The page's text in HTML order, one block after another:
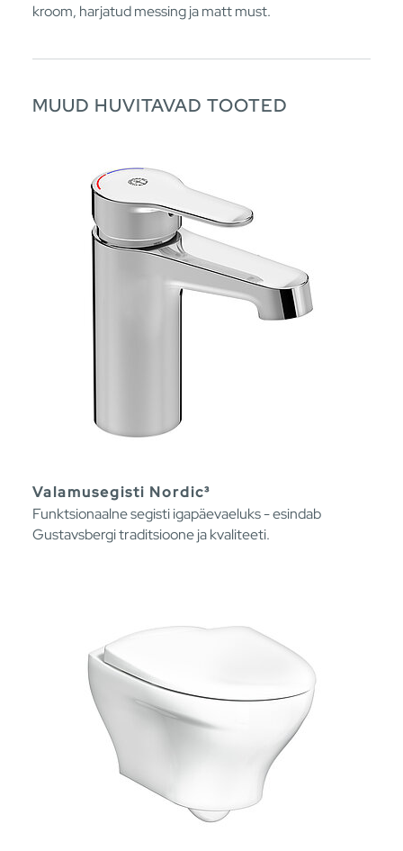
kroom, harjatud messing ja matt must.
MUUD HUVITAVAD TOOTED
Valamusegisti Nordic³
Funktsionaalne segisti igapäevaeluks - esindab
Gustavsbergi traditsioone ja kvaliteeti.